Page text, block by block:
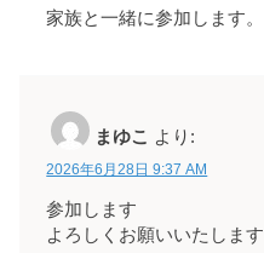
家族と一緒に参加します。
まゆこ より:
2026年6月28日 9:37 AM
参加します
よろしくお願いいたします